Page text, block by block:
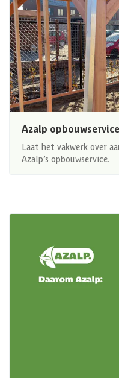
Azalp opbouwservice
Laat het vakwerk over
Azalp’s opbouwservice.